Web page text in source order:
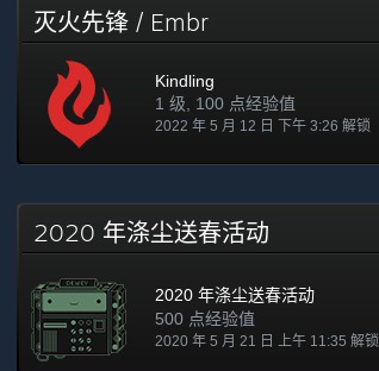
灭火先锋 / Embr
Kindling
1 级, 100 点经验值
2022 年 5 月 12 日 下午 3:26 解锁
2020 年涤尘送春活动
2020 年涤尘送春活动
500 点经验值
2020 年 5 月 21 日 上午 11:35 解锁